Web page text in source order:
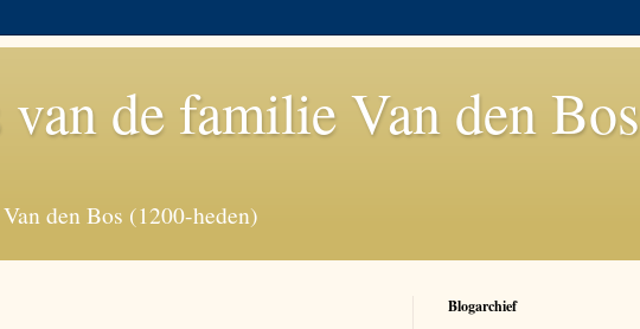
van de familie Van den Bos
den Bos (1200-heden)
Blogarchief